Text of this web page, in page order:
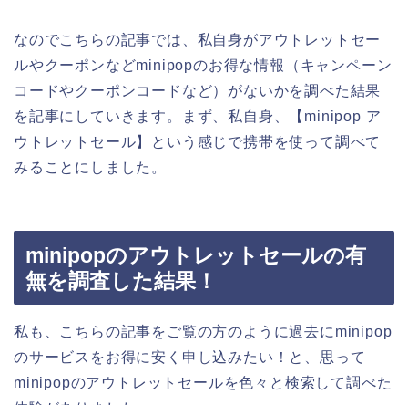
なのでこちらの記事では、私自身がアウトレットセー
ルやクーポンなどminipopのお得な情報（キャンペーン
コードやクーポンコードなど）がないかを調べた結果
を記事にしていきます。まず、私自身、【minipop ア
ウトレットセール】という感じで携帯を使って調べて
みることにしました。
minipopのアウトレットセールの有
無を調査した結果！
私も、こちらの記事をご覧の方のように過去にminipop
のサービスをお得に安く申し込みたい！と、思って
minipopのアウトレットセールを色々と検索して調べた